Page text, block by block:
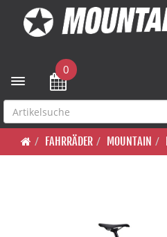
Toggle navigation
0
FAHRRÄDER MOUNTAIN